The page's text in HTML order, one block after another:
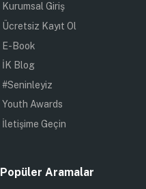
Kurumsal Giriş
Ücretsiz Kayıt Ol
E-Book
İK Blog
#Seninleyiz
Youth Awards
İletişime Geçin
Popüler Aramalar